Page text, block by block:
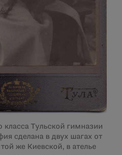
класса Тульской гимназии
сделана в двух шагах от
же Киевской, в ателье